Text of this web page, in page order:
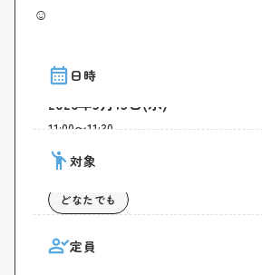
☺
calendar_month 日時
2026年5月13日(水)
11:00〜11:30
emoji_people対象
どなたでも
person_check定員